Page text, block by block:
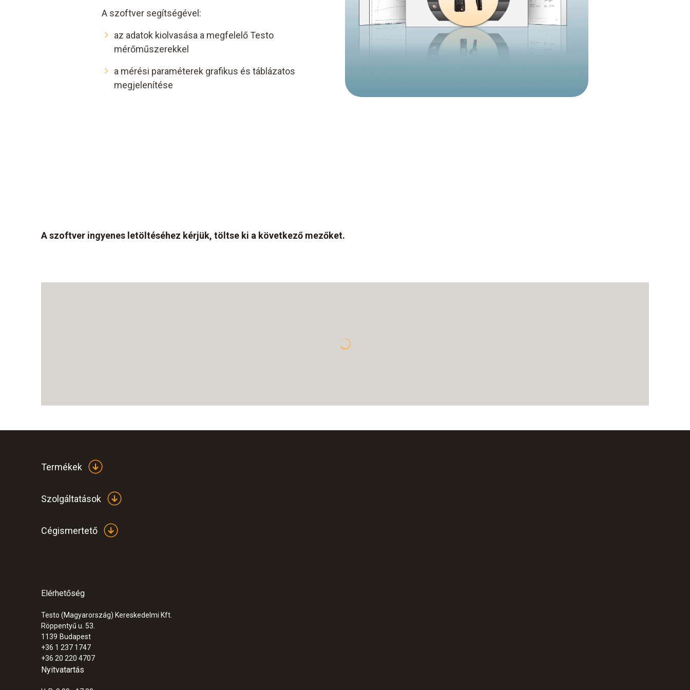
A szoftver segítségével:
az adatok kiolvasása a megfelelő Testo
mérőműszerekkel
a mérési paraméterek grafikus és táblázatos
megjelenítése
A szoftver ingyenes letöltéséhez kérjük, töltse ki a következő mezőket.
Termékek
Szolgáltatások
Cégismertető
Elérhetőség
Testo (Magyarország) Kereskedelmi Kft.
Röppentyű u. 53.
1139 Budapest
+36 1 237 1747
+36 20 220 4707
Nyitvatartás